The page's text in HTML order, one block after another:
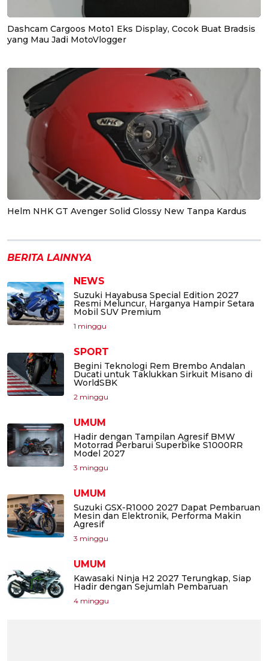
Dashcam Cargoos Moto1 Eks Display, Cocok Buat Bradsis
yang Mau Jadi MotoVlogger
Helm NHK GT Avenger Solid Glossy New Tanpa Kardus
BERITA LAINNYA
NEWS
Suzuki Hayabusa Special Edition 2027
Resmi Meluncur, Harganya Hampir Setara
Mobil SUV Premium
1 minggu
SPORT
Begini Teknologi Rem Brembo Andalan
Ducati untuk Taklukkan Sirkuit Misano di
WorldSBK
2 minggu
UMUM
Hadir dengan Tampilan Agresif BMW
Motorrad Perbarui Superbike S1000RR
Model 2027
3 minggu
UMUM
Suzuki GSX-R1000 2027 Dapat Pembaruan
Mesin dan Elektronik, Performa Makin
Agresif
3 minggu
UMUM
Kawasaki Ninja H2 2027 Terungkap, Siap
Hadir dengan Sejumlah Pembaruan
4 minggu